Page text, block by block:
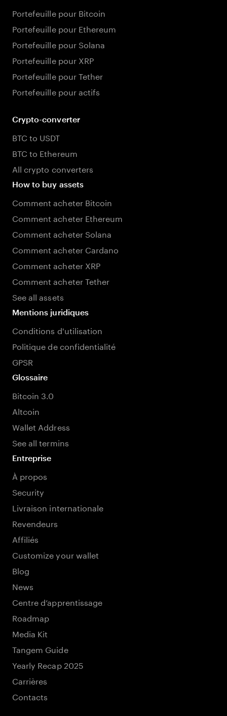
Portefeuille pour Bitcoin
Portefeuille pour Ethereum
Portefeuille pour Solana
Portefeuille pour XRP
Portefeuille pour Tether
Portefeuille pour actifs
Crypto-converter
BTC to USDT
BTC to Ethereum
All crypto converters
How to buy assets
Comment acheter Bitcoin
Comment acheter Ethereum
Comment acheter Solana
Comment acheter Cardano
Comment acheter XRP
Comment acheter Tether
See all assets
Mentions juridiques
Conditions d'utilisation
Politique de confidentialité
GPSR
Glossaire
Bitcoin 3.0
Altcoin
Wallet Address
See all termins
Entreprise
À propos
Security
Livraison internationale
Revendeurs
Affiliés
Customize your wallet
Blog
News
Centre d’apprentissage
Roadmap
Media Kit
Tangem Guide
Yearly Recap 2025
Carrières
Contacts